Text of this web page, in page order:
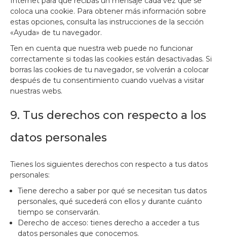
coloca una cookie. Para obtener más información sobre
estas opciones, consulta las instrucciones de la sección
«Ayuda» de tu navegador.
Ten en cuenta que nuestra web puede no funcionar
correctamente si todas las cookies están desactivadas. Si
borras las cookies de tu navegador, se volverán a colocar
después de tu consentimiento cuando vuelvas a visitar
nuestras webs.
9. Tus derechos con respecto a los
datos personales
Tienes los siguientes derechos con respecto a tus datos
personales:
Tiene derecho a saber por qué se necesitan tus datos
personales, qué sucederá con ellos y durante cuánto
tiempo se conservarán.
Derecho de acceso: tienes derecho a acceder a tus
datos personales que conocemos.